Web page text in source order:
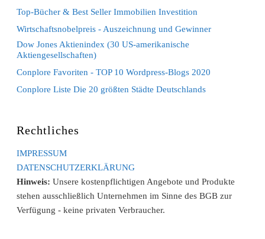
Top-Bücher & Best Seller Immobilien Investition
Wirtschaftsnobelpreis - Auszeichnung und Gewinner
Dow Jones Aktienindex (30 US-amerikanische
Aktiengesellschaften)
Conplore Favoriten - TOP 10 Wordpress-Blogs 2020
Conplore Liste Die 20 größten Städte Deutschlands
Rechtliches
IMPRESSUM
DATENSCHUTZERKLÄRUNG
Hinweis: Unsere kostenpflichtigen Angebote und Produkte
stehen ausschließlich Unternehmen im Sinne des BGB zur
Verfügung - keine privaten Verbraucher.